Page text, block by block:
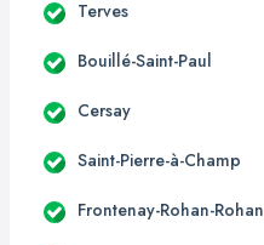
Terves
Bouillé-Saint-Paul
Cersay
Saint-Pierre-à-Champ
Frontenay-Rohan-Rohan